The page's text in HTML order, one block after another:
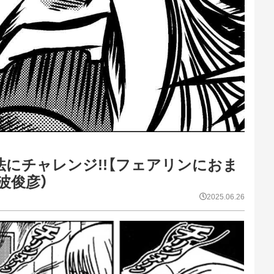
チャレンジ!!【フェアリンにおま
俊彦）
2025.06.26